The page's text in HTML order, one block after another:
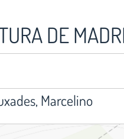
DE
Marcelino